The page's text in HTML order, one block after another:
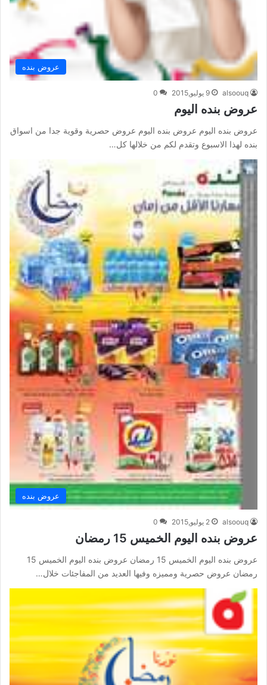
عروض بنده
alsoouq 9 يوليو,2015 0
عروض بنده اليوم
عروض بنده اليوم عروض بنده اليوم عروض حصرية وقوية جدا من اسواق
بنده لهذا الاسبوع وتقدم لكم من خلالها كل…
عروض بنده
alsoouq 2 يوليو,2015 0
عروض بنده اليوم الخميس 15 رمضان
عروض بنده اليوم الخميس 15 رمضان عروض بنده اليوم الخميس 15
رمضان عروض حصرية ومميزه وفيها العديد من المفاجئات خلال…